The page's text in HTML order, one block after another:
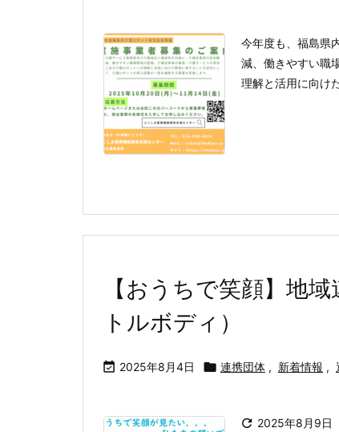
今年度も、福島県
減、働きやすい職
理解と活用に向け
【おうちで笑顔】地
トルボディ）
 2025年8月4日  連携団体 , 新着情報 ,
 2025年8月9日